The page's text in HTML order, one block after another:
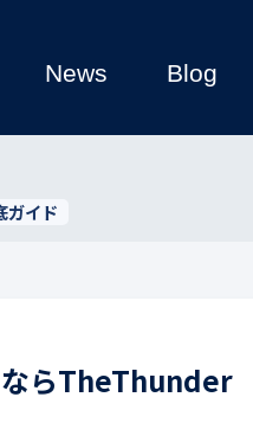
News Blog
ガイド
ならTheThunder